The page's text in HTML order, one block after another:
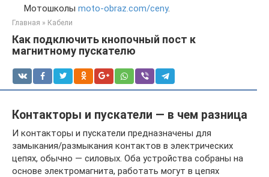
Мотошколы moto-obraz.com/ceny.
Главная » Кабели
Как подключить кнопочный пост к
магнитному пускателю
Контакторы и пускатели — в чем разница
И контакторы и пускатели предназначены для
замыкания/размыкания контактов в электрических
цепях, обычно — силовых. Оба устройства собраны на
основе электромагнита, работать могут в цепях